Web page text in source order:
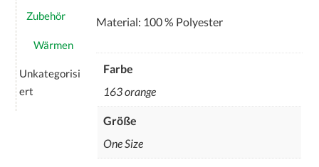
Material: 100 % Polyester
Farbe
163 orange
Größe
One Size
Zubehör
Wärmen
Unkategorisi
ert